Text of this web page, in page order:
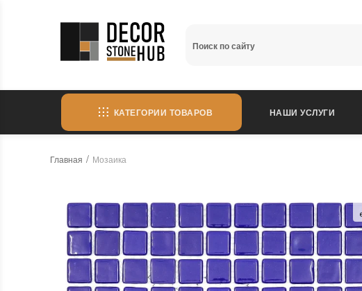
КАТЕГОРИИ ТОВАРОВ НАШИ УСЛУГИ
Главная Мозаика